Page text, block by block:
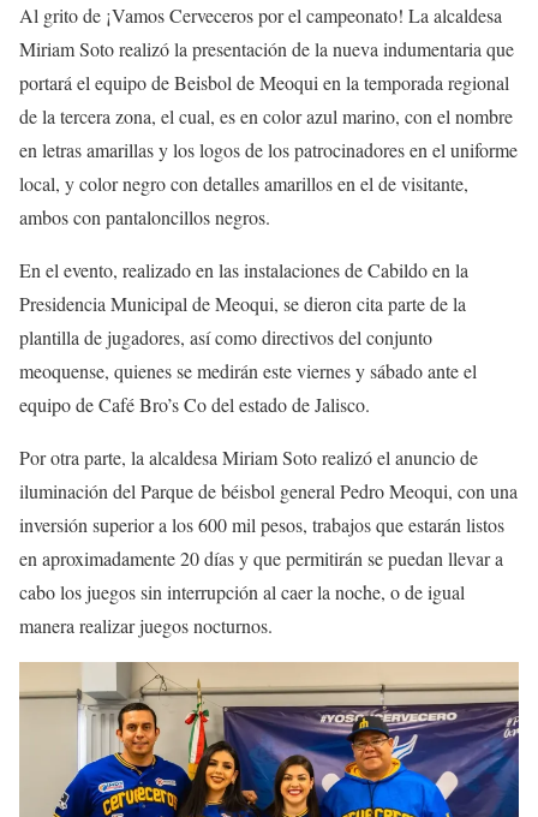
Al grito de ¡Vamos Cerveceros por el campeonato! La alcaldesa
Miriam Soto realizó la presentación de la nueva indumentaria que
portará el equipo de Beisbol de Meoqui en la temporada regional
de la tercera zona, el cual, es en color azul marino, con el nombre
en letras amarillas y los logos de los patrocinadores en el uniforme
local, y color negro con detalles amarillos en el de visitante,
ambos con pantaloncillos negros.
En el evento, realizado en las instalaciones de Cabildo en la
Presidencia Municipal de Meoqui, se dieron cita parte de la
plantilla de jugadores, así como directivos del conjunto
meoquense, quienes se medirán este viernes y sábado ante el
equipo de Café Bro’s Co del estado de Jalisco.
Por otra parte, la alcaldesa Miriam Soto realizó el anuncio de
iluminación del Parque de béisbol general Pedro Meoqui, con una
inversión superior a los 600 mil pesos, trabajos que estarán listos
en aproximadamente 20 días y que permitirán se puedan llevar a
cabo los juegos sin interrupción al caer la noche, o de igual
manera realizar juegos nocturnos.